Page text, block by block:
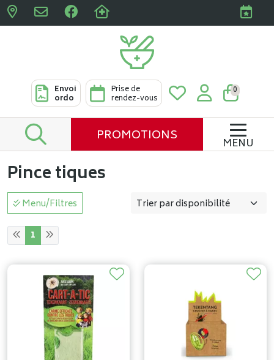
Pharmacies Clabots &
Envoi
ordo
Prise de
rendez-vous
0
PROMOTIONS MENU
Pince tiques
Menu/Filtres
1